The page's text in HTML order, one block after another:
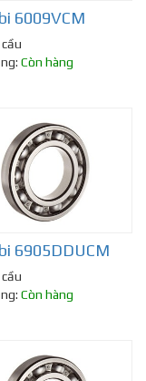
6009VCM
Còn hàng
6905DDUCM
Còn hàng